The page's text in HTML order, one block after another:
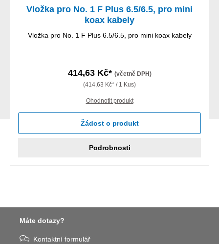
Vložka pro No. 1 F Plus 6.5/6.5, pro mini
koax kabely
Vložka pro No. 1 F Plus 6.5/6.5, pro mini koax kabely
414,63 Kč* (včetně DPH)
(414,63 Kč* / 1 Kus)
Ohodnotit produkt
Žádost o produkt
Podrobnosti
Máte dotazy?
Kontaktní formulář